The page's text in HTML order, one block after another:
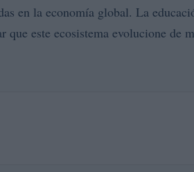
en la economía global. La
que este ecosistema evolucione de